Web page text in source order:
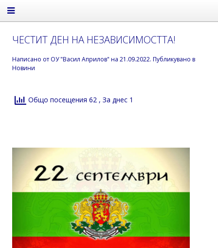
ЧЕСТИТ ДЕН НА НЕЗАВИСИМОСТТА!
Написано от ОУ "Васил Априлов" на 21.09.2022. Публикувано в
Новини
Общо посещения 62 , За днес 1